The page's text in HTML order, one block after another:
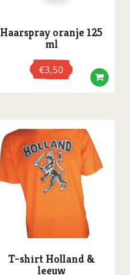
Haarspray oranje 125
ml
€3,50
T-shirt Holland &
leeuw